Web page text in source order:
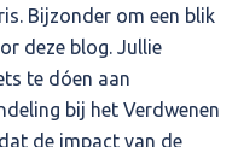
Bijzonder om een blik
deze blog. Jullie
te dóen aan
bij het Verdwenen
de impact van de